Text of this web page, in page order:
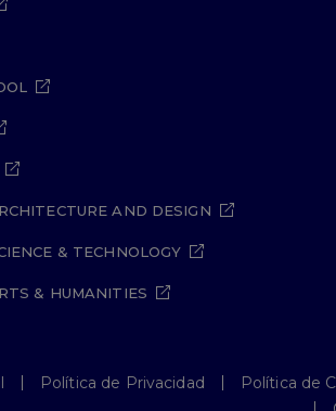
AND DESIGN
& TECHNOLOGY
& HUMANITIES
Política de Privacidad
Política de